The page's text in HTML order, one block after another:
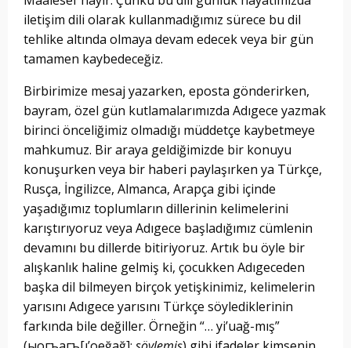
iletişim dili olarak kullanmadığımız sürece bu dil
tehlike altında olmaya devam edecek veya bir gün
tamamen kaybedeceğiz.
Birbirimize mesaj yazarken, eposta gönderirken,
bayram, özel gün kutlamalarımızda Adıgece yazmak
birinci önceliğimiz olmadığı müddetçe kaybetmeye
mahkumuz. Bir araya geldiğimizde bir konuyu
konuşurken veya bir haberi paylaşırken ya Türkçe,
Rusça, İngilizce, Almanca, Arapça gibi içinde
yaşadığımız toplumların dillerinin kelimelerini
karıştırıyoruz veya Adıgece başladığımız cümlenin
devamını bu dillerde bitiriyoruz. Artık bu öyle bir
alışkanlık haline gelmiş ki, çocukken Adıgeceden
başka dil bilmeyen birçok yetişkinimiz, kelimelerin
yarısını Adıgece yarısını Türkçe söylediklerinin
farkında bile değiller. Örneğin “… yi’uağ-mış”